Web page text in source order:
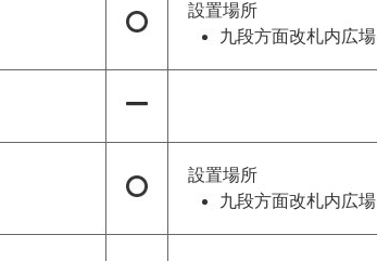
設置場所
九段方面改札内広場
設置場所
九段方面改札内広場